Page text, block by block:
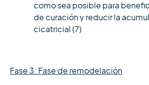
como sea posible para
de curación y reducir la
cicatricial (7)
Fase 3: Fase de remodelación